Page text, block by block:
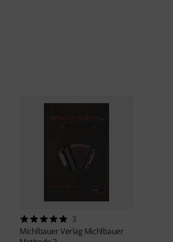
3
Michlbauer Verlag Michlbauer